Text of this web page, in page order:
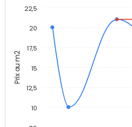
Prix au m2
10
12,5
15
17,5
20
22,5